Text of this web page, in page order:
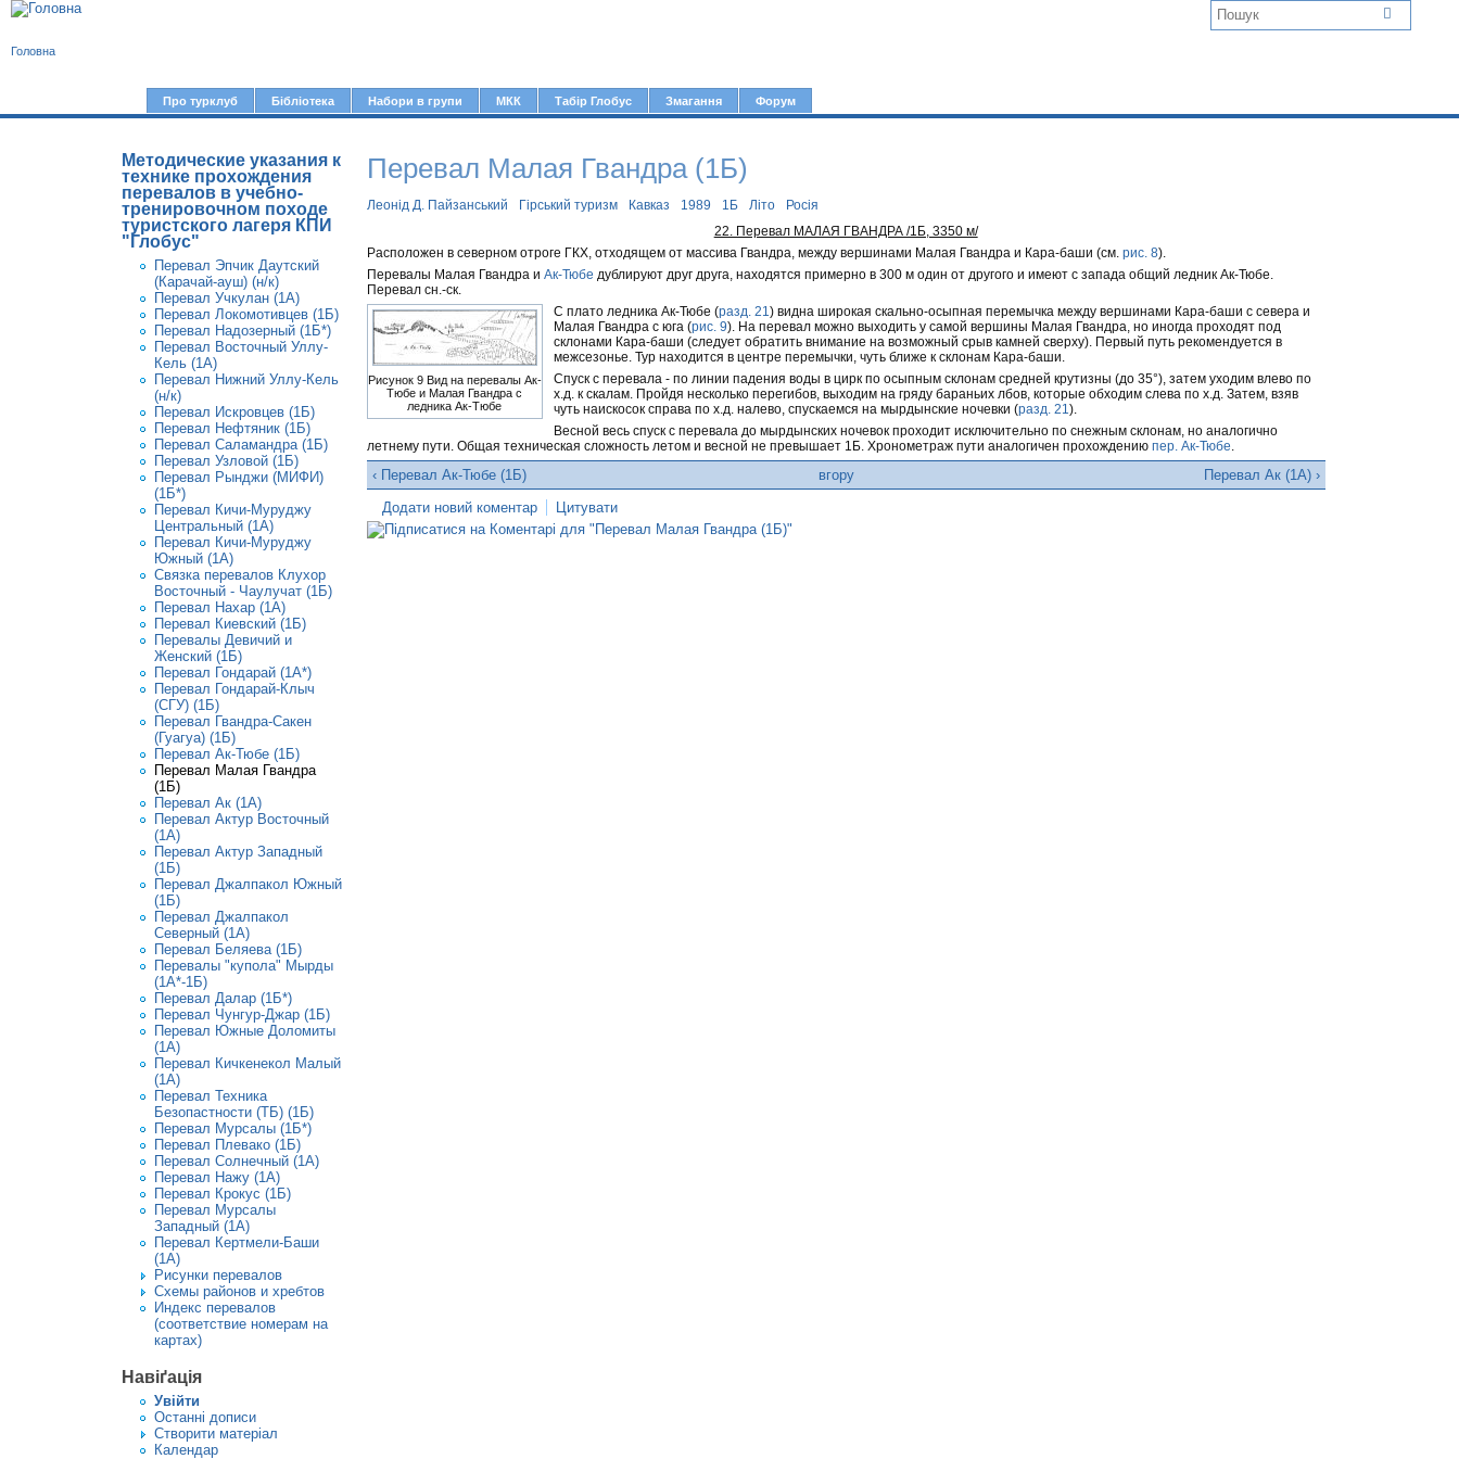
л
о
в
н
м
ю
Про турклуб Бібліотека Набори в групи МКК Табір Глобус Змагання Форум
Головна
Методические указания к
технике прохождения
перевалов в учебно-
тренировочном походе
туристского лагеря КПИ
"Глобус"
Перевал Эпчик Даутский
(Карачай-ауш) (н/к)
Перевал Учкулан (1A)
Перевал Локомотивцев (1Б)
Перевал Надозерный (1Б*)
Перевал Восточный Уллу-
Кель (1А)
Перевал Нижний Уллу-Кель
(н/к)
Перевал Искровцев (1Б)
Перевал Нефтяник (1Б)
Перевал Саламандра (1Б)
Перевал Узловой (1Б)
Перевал Рынджи (МИФИ)
(1Б*)
Перевал Кичи-Муруджу
Центральный (1A)
Перевал Кичи-Муруджу
Южный (1А)
Связка перевалов Клухор
Восточный - Чаулучат (1Б)
Перевал Нахар (1А)
Перевал Киевский (1Б)
Перевалы Девичий и
Женский (1Б)
Перевал Гондарай (1А*)
Перевал Гондарай-Клыч
(СГУ) (1Б)
Перевал Гвандра-Сакен
(Гуагуа) (1Б)
Перевал Ак-Тюбе (1Б)
Перевал Малая Гвандра
(1Б)
Перевал Ак (1А)
Перевал Актур Восточный
(1А)
Перевал Актур Западный
(1Б)
Перевал Джалпакол Южный
(1Б)
Перевал Джалпакол
Северный (1А)
Перевал Беляева (1Б)
Перевалы "купола" Мырды
(1А*-1Б)
Перевал Далар (1Б*)
Перевал Чунгур-Джар (1Б)
Перевал Южные Доломиты
(1А)
Перевал Кичкенекол Малый
(1А)
Перевал Техника
Безопастности (ТБ) (1Б)
Перевал Мурсалы (1Б*)
Перевал Плевако (1Б)
Перевал Солнечный (1А)
Перевал Нажу (1А)
Перевал Крокус (1Б)
Перевал Мурсалы
Западный (1А)
Перевал Кертмели-Баши
(1А)
Рисунки перевалов
Схемы районов и хребтов
Индекс перевалов
(соответствие номерам на
картах)
Навіґація
Увiйти
Останні дописи
Створити матерiал
Календар
Перевал Малая Гвандра (1Б)
Леонід Д. Пайзанський Гірський туризм Кавказ 1989 1Б Літо
Росія
22. Перевал МАЛАЯ ГВАНДРА /1Б, 3350 м/
Расположен в северном отроге ГКХ, отходящем от массива Гвандра, между вершинами Малая Гвандра и Кара-баши (см. рис. 8).
Перевалы Малая Гвандра и Ак-Тюбе дублируют друг друга, находятся примерно в 300 м один от другого и имеют с запада общий ледник Ак-Тюбе.
Перевал сн.-ск.
Рисунок 9 Вид на перевалы Ак-
Тюбе и Малая Гвандра с
ледника Ак-Тюбе
С плато ледника Ак-Тюбе (разд. 21) видна широкая скально-осыпная перемычка между вершинами Кара-баши с севера и
Малая Гвандра с юга (рис. 9). На перевал можно выходить у самой вершины Малая Гвандра, но иногда проходят под
склонами Кара-баши (следует обратить внимание на возможный срыв камней сверху). Первый путь рекомендуется в
межсезонье. Тур находится в центре перемычки, чуть ближе к склонам Кара-баши.
Спуск с перевала - по линии падения воды в цирк по осыпным склонам средней крутизны (до 35°), затем уходим влево по
х.д. к скалам. Пройдя несколько перегибов, выходим на гряду бараньих лбов, которые обходим слева по х.д. Затем, взяв
чуть наискосок справа по х.д. налево, спускаемся на мырдынские ночевки (разд. 21).
Весной весь спуск с перевала до мырдынских ночевок проходит исключительно по снежным склонам, но аналогично
летнему пути. Общая техническая сложность летом и весной не превышает 1Б. Хронометраж пути аналогичен прохождению пер. Ак-Тюбе.
‹ Перевал Ак-Тюбе (1Б) вгору
Перевал Ак (1А) ›
Додати новий коментар
Цитувати